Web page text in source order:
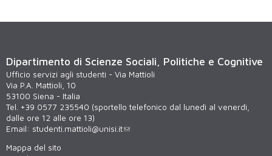
Dipartimento di Scienze Sociali, Politiche e Cognitive
Ufficio servizi agli studenti - Via Mattioli
Via P.A. Mattioli, 10
53100 Siena - Italia
Tel. +39 0577 235540 (sportello telefonico dal lunedì al venerdì,
dalle ore 12 alle ore 13)
Email: studenti.mattioli@unisi.it
Mappa del sito